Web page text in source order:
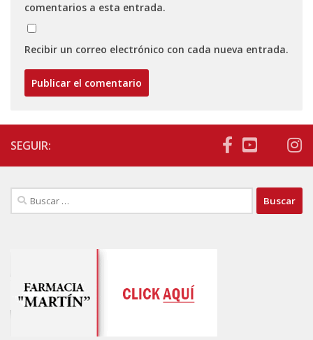
comentarios a esta entrada.
Recibir un correo electrónico con cada nueva entrada.
SEGUIR:
Buscar: